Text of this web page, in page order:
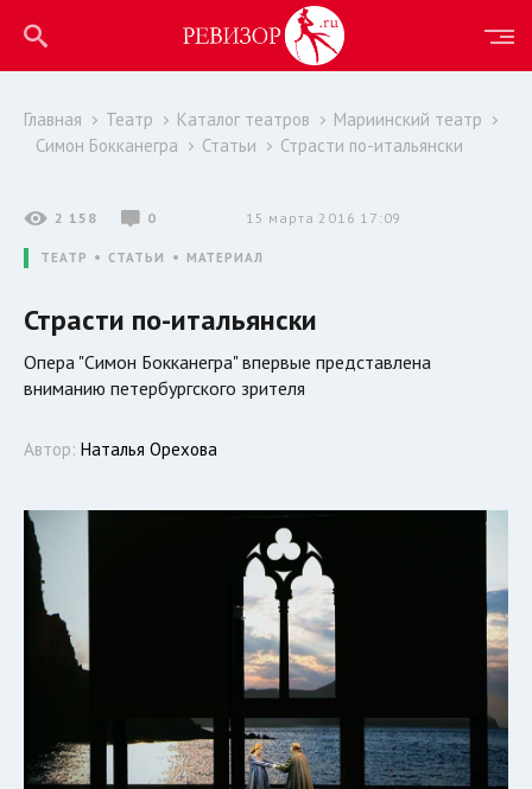
Главная Театр Каталог театров
Мариинский театр
Симон Бокканегра
Статьи Страсти по-итальянски
2 158 0 15 марта 2016 17:09
ТЕАТР СТАТЬИ МАТЕРИАЛ
Страсти по-итальянски
Опера "Симон Бокканегра" впервые представлена
вниманию петербургского зрителя
Автор: Наталья Орехова